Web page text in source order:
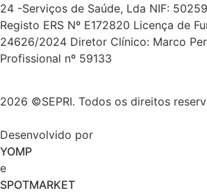
24 -Serviços de Saúde, Lda NIF:
Registo ERS Nº E172820 Licença de
24626/2024 Diretor Clínico: Marco
Profissional nº 59133
2026 ©SEPRI. Todos os direitos
Desenvolvido por
YOMP
e
SPOTMARKET